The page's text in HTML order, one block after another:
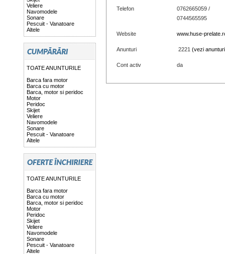
Veliere
Navomodele
Sonare
Pescuit - Vanatoare
Altele
TOATE ANUNTURILE
Barca fara motor
Barca cu motor
Barca, motor si peridoc
Motor
Peridoc
Skijet
Veliere
Navomodele
Sonare
Pescuit - Vanatoare
Altele
TOATE ANUNTURILE
Barca fara motor
Barca cu motor
Barca, motor si peridoc
Motor
Peridoc
Skijet
Veliere
Navomodele
Sonare
Pescuit - Vanatoare
Altele
Telefon
0762665059 /
0744565595
Website www.huse-
Anunturi 2221 (vezi
Cont activ da